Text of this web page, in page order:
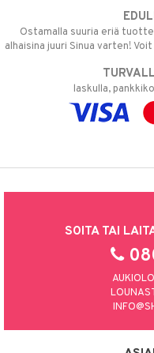
Ostamalla suuria eriä
alhaisina juuri Sinua varten!
laskulla,
SOITA TAI